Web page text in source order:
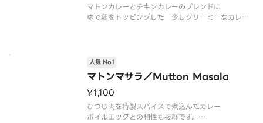
マトンカレーとチキンカレーのブレンドに
ゆで卵をトッピングした 少しクリーミーなカレー
マトンマサラ／Mutton Masala
人気 No1
¥1,100
ひつじ肉を特製スパイスで煮込んだカレー
ボイルエッグとの相性も抜群です。